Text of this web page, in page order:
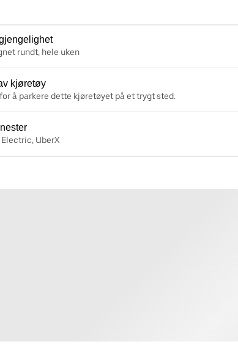
rundt, hele uken
kjøretøy
å parkere dette kjøretøyet på et trygt sted.
UberX